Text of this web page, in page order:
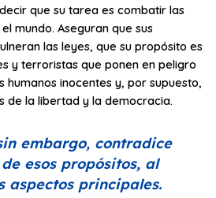
que su tarea es combatir las
mundo. Aseguran que sus
las leyes, que su propósito es
y terroristas que ponen en peligro
humanos inocentes y, por supuesto,
de la libertad y la democracia.
embargo, contradice
esos propósitos, al
aspectos principales.